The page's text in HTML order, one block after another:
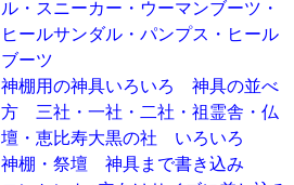
ル・スニーカー・ウーマンブーツ・
ヒールサンダル・パンプス・ヒール
ブーツ
神棚用の神具いろいろ 神具の並べ
方 三社・一社・二社・祖霊舎・仏
壇・恵比寿大黒の社 いろいろ
神棚・祭壇 神具まで書き込み